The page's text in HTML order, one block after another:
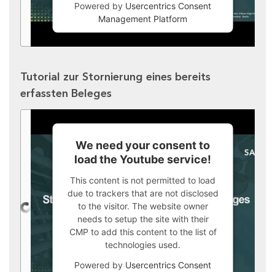
Powered by Usercentrics Consent
Management Platform
Tutorial zur Stornierung eines bereits
erfassten Beleges
We need your consent to
load the Youtube service!
This content is not permitted to load
due to trackers that are not disclosed
to the visitor. The website owner
needs to setup the site with their
CMP to add this content to the list of
technologies used.
Powered by Usercentrics Consent